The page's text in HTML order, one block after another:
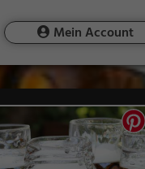
Mein Account